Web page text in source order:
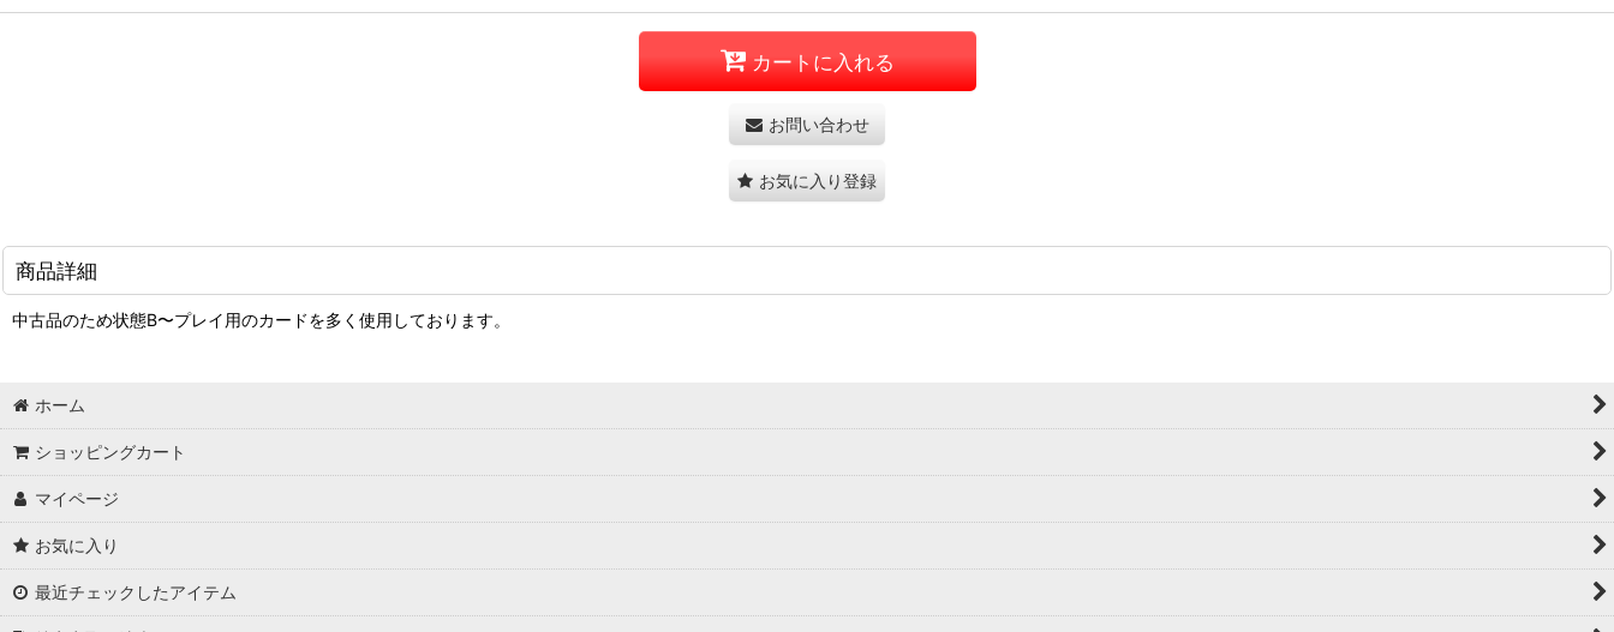
カートに入れる
お問い合わせ
お気に入り登録
商品詳細
中古品のため状態B〜プレイ用のカードを多く使用しております。
ホーム
ショッピングカート
マイページ
お気に入り
最近チェックしたアイテム